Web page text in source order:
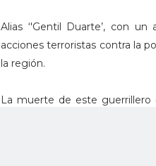
Alias ‘'Gentil Duarte’, con
acciones terroristas contra la
la región.
La muerte de este guerrillero